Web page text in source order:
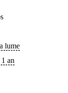
lume
an